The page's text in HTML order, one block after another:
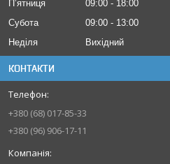
Пʼятниця
09:00
18:00
Субота
09:00
13:00
Неділя
Вихідний
КОНТАКТИ
+380 (68) 017-85-33
+380 (96) 906-17-11